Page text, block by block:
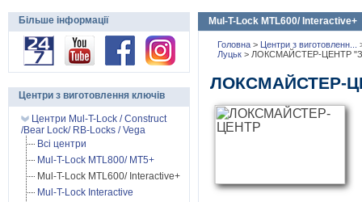
Mul-T-Lock MTL600/ Interactive+
Головна > Центри з виготовленн...
Луцьк > ЛОКСМАЙСТЕР-ЦЕНТР
ЛОКСМАЙСТЕР-
Більше інформації
Центри з виготовлення ключів
Центри Mul-T-Lock / Construct
/Bear Lock/ RB-Locks / Vega
Всі центри
Mul-T-Lock MTL800/ MT5+
Mul-T-Lock MTL600/ Interactive+
Mul-T-Lock Interactive